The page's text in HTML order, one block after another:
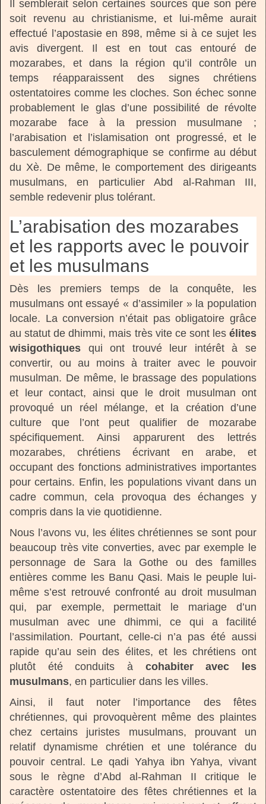
Il semblerait selon certaines sources que son père
soit revenu au christianisme, et lui-même aurait
effectué l’apostasie en 898, même si à ce sujet les
avis divergent. Il est en tout cas entouré de
mozarabes, et dans la région qu’il contrôle un
temps réapparaissent des signes chrétiens
ostentatoires comme les cloches. Son échec sonne
probablement le glas d’une possibilité de révolte
mozarabe face à la pression musulmane ;
l’arabisation et l’islamisation ont progressé, et le
basculement démographique se confirme au début
du Xè. De même, le comportement des dirigeants
musulmans, en particulier Abd al-Rahman III,
semble redevenir plus tolérant.
L’arabisation des mozarabes
et les rapports avec le pouvoir
et les musulmans
Dès les premiers temps de la conquête, les
musulmans ont essayé « d’assimiler » la population
locale. La conversion n’était pas obligatoire grâce
au statut de dhimmi, mais très vite ce sont les élites
wisigothiques qui ont trouvé leur intérêt à se
convertir, ou au moins à traiter avec le pouvoir
musulman. De même, le brassage des populations
et leur contact, ainsi que le droit musulman ont
provoqué un réel mélange, et la création d’une
culture que l’ont peut qualifier de mozarabe
spécifiquement. Ainsi apparurent des lettrés
mozarabes, chrétiens écrivant en arabe, et
occupant des fonctions administratives importantes
pour certains. Enfin, les populations vivant dans un
cadre commun, cela provoqua des échanges y
compris dans la vie quotidienne.
Nous l’avons vu, les élites chrétiennes se sont pour
beaucoup très vite converties, avec par exemple le
personnage de Sara la Gothe ou des familles
entières comme les Banu Qasi. Mais le peuple lui-
même s’est retrouvé confronté au droit musulman
qui, par exemple, permettait le mariage d’un
musulman avec une dhimmi, ce qui a facilité
l’assimilation. Pourtant, celle-ci n’a pas été aussi
rapide qu’au sein des élites, et les chrétiens ont
plutôt été conduits à cohabiter avec les
musulmans, en particulier dans les villes.
Ainsi, il faut noter l’importance des fêtes
chrétiennes, qui provoquèrent même des plaintes
chez certains juristes musulmans, prouvant un
relatif dynamisme chrétien et une tolérance du
pouvoir central. Le qadi Yahya ibn Yahya, vivant
sous le règne d’Abd al-Rahman II critique le
caractère ostentatoire des fêtes chrétiennes et la